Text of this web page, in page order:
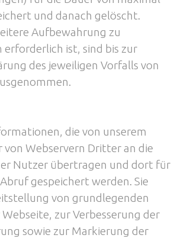
und danach gelöscht.
Aufbewahrung zu
erforderlich ist, sind bis zur
des jeweiligen Vorfalls von
die von unserem
von Webservern Dritter an die
Nutzer übertragen und dort für
gespeichert werden. Sie
von grundlegenden
zur Verbesserung der
sowie zur Markierung der